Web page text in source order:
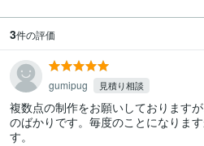
3件の評価
gumipug 見積り相談
複数点の制作をお願いしております
のばかりです。毎度のことになりま
す。